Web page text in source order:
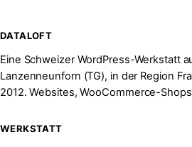
DATALOFT
Eine Schweizer WordPress-Werkstatt
Lanzenneunforn (TG), in der Region
2012. Websites, WooCommerce-
WERKSTATT